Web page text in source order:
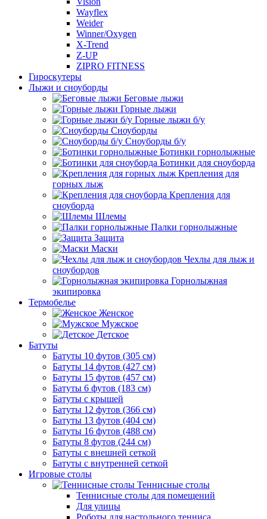
Wayflex
Weider
Winner/Oxygen
X-Trend
Z-UP
ZIPRO FITNESS
Гироскутеры
Лыжи и сноуборды
Беговые лыжи
Горные лыжи
Горные лыжи б/у
Сноуборды
Сноуборды б/у
Ботинки горнолыжные
Ботинки для сноуборда
Крепления для
горных лыж
Крепления для
сноуборда
Шлемы
Палки горнолыжные
Защита
Маски
Чехлы для лыж и
сноубордов
Горнолыжная
экипировка
Термобелье
Женское
Мужское
Детское
Батуты
Батуты 10 футов (305 см)
Батуты 14 футов (427 см)
Батуты 15 футов (457 см)
Батуты 6 футов (183 см)
Батуты с крышей
Батуты 12 футов (366 см)
Батуты 13 футов (404 см)
Батуты 16 футов (488 см)
Батуты 8 футов (244 см)
Батуты с внешней сеткой
Батуты с внутренней сеткой
Игровые столы
Теннисные столы
Теннисные столы для помещений
Для улицы
Роботы для настольного тенниса